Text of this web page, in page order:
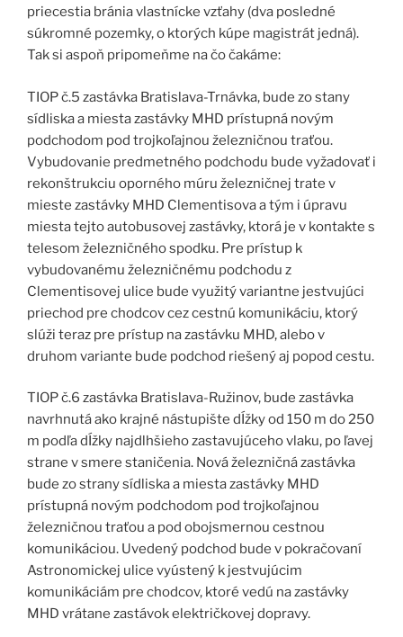
priecestia bránia vlastnícke vzťahy (dva posledné
súkromné pozemky, o ktorých kúpe magistrát jedná).
Tak si aspoň pripomeňme na čo čakáme:
TIOP č.5 zastávka Bratislava-Trnávka, bude zo stany
sídliska a miesta zastávky MHD prístupná novým
podchodom pod trojkoľajnou železničnou traťou.
Vybudovanie predmetného podchodu bude vyžadovať i
rekonštrukciu oporného múru železničnej trate v
mieste zastávky MHD Clementisova a tým i úpravu
miesta tejto autobusovej zastávky, ktorá je v kontakte s
telesom železničného spodku. Pre prístup k
vybudovanému železničnému podchodu z
Clementisovej ulice bude využitý variantne jestvujúci
priechod pre chodcov cez cestnú komunikáciu, ktorý
slúži teraz pre prístup na zastávku MHD, alebo v
druhom variante bude podchod riešený aj popod cestu.
TIOP č.6 zastávka Bratislava-Ružinov, bude zastávka
navrhnutá ako krajné nástupište dÍžky od 150 m do 250
m podľa dÍžky najdlhšieho zastavujúceho vlaku, po ľavej
strane v smere staničenia. Nová železničná zastávka
bude zo strany sídliska a miesta zastávky MHD
prístupná novým podchodom pod trojkoľajnou
železničnou traťou a pod obojsmernou cestnou
komunikáciou. Uvedený podchod bude v pokračovaní
Astronomickej ulice vyústený k jestvujúcim
komunikáciám pre chodcov, ktoré vedú na zastávky
MHD vrátane zastávok električkovej dopravy.